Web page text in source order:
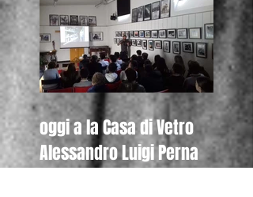
oggi a la Casa di Vetro
Alessandro Luigi Perna